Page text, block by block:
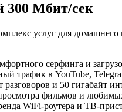
300 Мбит/сек
услуг для домашнего
серфинга и
трафик в YouTube,
разговоров и 50 гигабайт
фильмов и
WiFi-роутера и ТВ-